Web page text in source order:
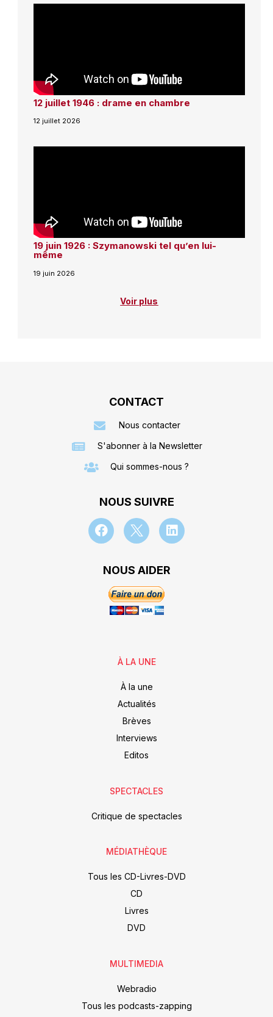
12 juillet 1946 : drame en chambre
12 juillet 2026
19 juin 1926 : Szymanowski tel qu’en lui-
même
19 juin 2026
Voir plus
CONTACT
Nous contacter
S'abonner à la Newsletter
Qui sommes-nous ?
NOUS SUIVRE
NOUS AIDER
À LA UNE
À la une
Actualités
Brèves
Interviews
Editos
SPECTACLES
Critique de spectacles
MÉDIATHÈQUE
Tous les CD-Livres-DVD
CD
Livres
DVD
MULTIMEDIA
Webradio
Tous les podcasts-zapping